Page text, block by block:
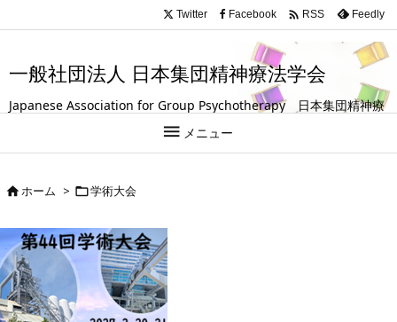
.entry-title, #front-page-title { text-align: left; }
一般社団法人 日本集団精神療法学会
Japanese Association for Group Psychotherapy 日本集団精神療
法学会は、グループ（集団）を活用して人の成長や回復を支援する
試みを探求している学会です。
 メニュー
Twitter Facebook  RSS Feedly
ホーム > 学術大会